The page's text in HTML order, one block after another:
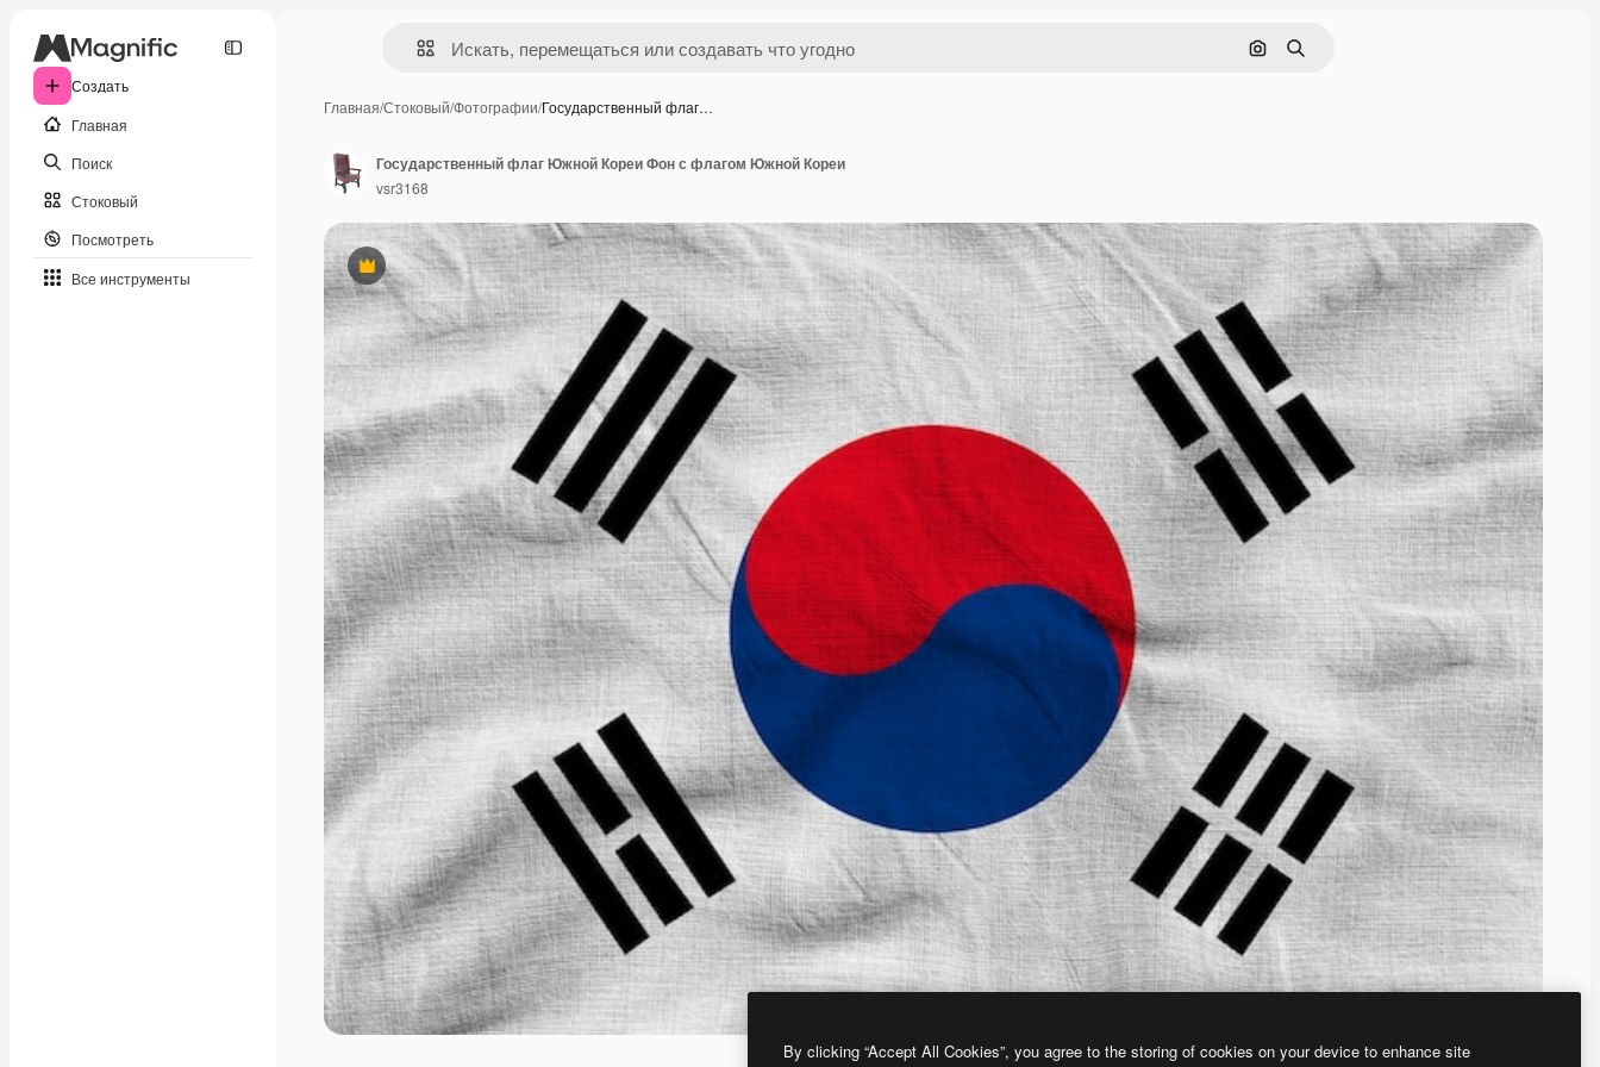
Создать
Главная
Поиск
Стоковый
Посмотреть
Все инструменты
Поиск по изображению
Поиск
Главная/Стоковый/Фотографии/Государственный флаг…
Премиум
Государственный флаг Южной Кореи Фон с флагом Южной Кореи
vsr3168
By clicking “Accept All Cookies”, you agree to the storing of cookies on your device to enhance site